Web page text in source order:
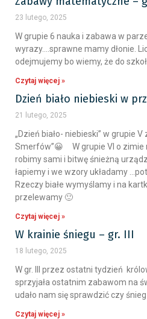
23 lutego, 2025
W grupie 6 nauka i zabawa w
wyrazy….sprawne mamy dłonie.
odejmujemy bo wiemy, że do
Czytaj więcej »
Dzień biało niebieski w
21 lutego, 2025
„Dzień biało- niebieski” w grupie V
Smerfów”😀 W grupie VI o zimie
robimy sami i bitwę śnieżną
łapiemy i we wzory układamy
Rzeczy białe wymyślamy i na
przelewamy 🙂
Czytaj więcej »
W krainie śniegu – gr. III
18 lutego, 2025
W gr. III przez ostatni tydzień
sprzyjała ostatnim zabawom na
udało nam się sprawdzić
Czytaj więcej »